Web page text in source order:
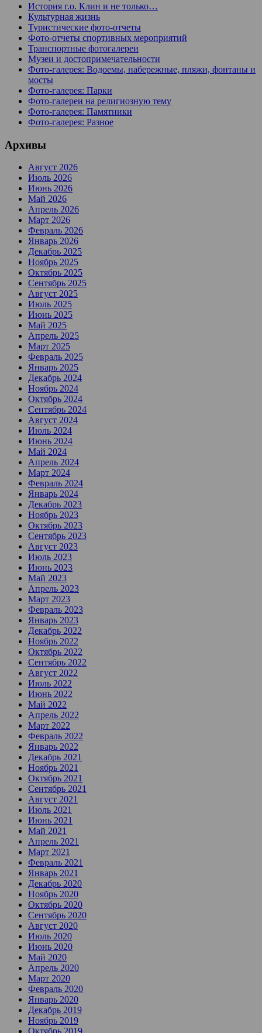
История г.о. Клин и не только…
Культурная жизнь
Туристические фото-отчеты
Фото-отчеты спортивных мероприятий
Транспортные фотогалереи
Музеи и достопримечательности
Фото-галерея: Водоемы, набережные, пляжи, фонтаны и
мосты
Фото-галерея: Парки
Фото-галереи на религиозную тему
Фото-галерея: Памятники
Фото-галерея: Разное
Архивы
Август 2026
Июль 2026
Июнь 2026
Май 2026
Апрель 2026
Март 2026
Февраль 2026
Январь 2026
Декабрь 2025
Ноябрь 2025
Октябрь 2025
Сентябрь 2025
Август 2025
Июль 2025
Июнь 2025
Май 2025
Апрель 2025
Март 2025
Февраль 2025
Январь 2025
Декабрь 2024
Ноябрь 2024
Октябрь 2024
Сентябрь 2024
Август 2024
Июль 2024
Июнь 2024
Май 2024
Апрель 2024
Март 2024
Февраль 2024
Январь 2024
Декабрь 2023
Ноябрь 2023
Октябрь 2023
Сентябрь 2023
Август 2023
Июль 2023
Июнь 2023
Май 2023
Апрель 2023
Март 2023
Февраль 2023
Январь 2023
Декабрь 2022
Ноябрь 2022
Октябрь 2022
Сентябрь 2022
Август 2022
Июль 2022
Июнь 2022
Май 2022
Апрель 2022
Март 2022
Февраль 2022
Январь 2022
Декабрь 2021
Ноябрь 2021
Октябрь 2021
Сентябрь 2021
Август 2021
Июль 2021
Июнь 2021
Май 2021
Апрель 2021
Март 2021
Февраль 2021
Январь 2021
Декабрь 2020
Ноябрь 2020
Октябрь 2020
Сентябрь 2020
Август 2020
Июль 2020
Июнь 2020
Май 2020
Апрель 2020
Март 2020
Февраль 2020
Январь 2020
Декабрь 2019
Ноябрь 2019